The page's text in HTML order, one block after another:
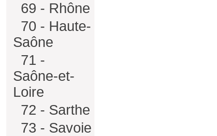
69 - Rhône
70 - Haute-
Saône
71 -
Saône-et-
Loire
72 - Sarthe
73 - Savoie